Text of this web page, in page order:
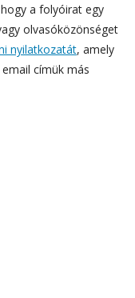
a folyóirat egy
olvasóközönséget
nyilatkozatát, amely
címük más